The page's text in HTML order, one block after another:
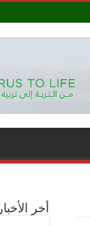
أخر الأخبار